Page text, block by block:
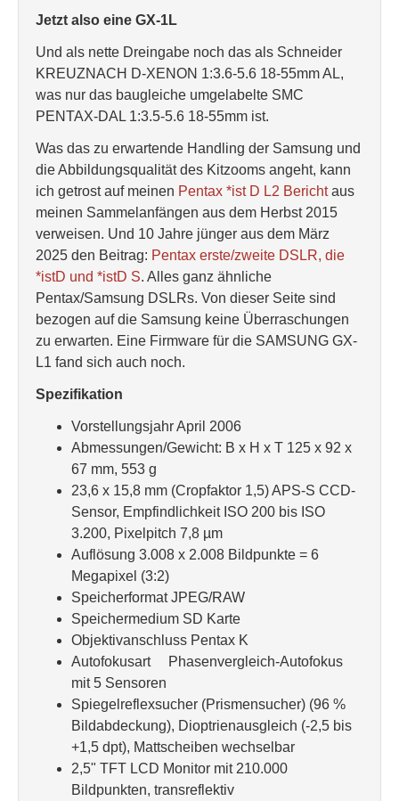
Jetzt also eine GX-1L
Und als nette Dreingabe noch das als Schneider
KREUZNACH D-XENON 1:3.6-5.6 18-55mm AL,
was nur das baugleiche umgelabelte SMC
PENTAX-DAL 1:3.5-5.6 18-55mm ist.
Was das zu erwartende Handling der Samsung und
die Abbildungsqualität des Kitzooms angeht, kann
ich getrost auf meinen Pentax *ist D L2 Berichtaus
meinen Sammelanfängen aus dem Herbst 2015
verweisen. Und 10 Jahre jünger aus dem März
2025 den Beitrag: Pentax erste/zweite DSLR, die
*istD und *istD S. Alles ganz ähnliche
Pentax/Samsung DSLRs. Von dieser Seite sind
bezogen auf die Samsung keine Überraschungen
zu erwarten. Eine Firmware für die SAMSUNG GX-
L1 fand sich auch noch.
Spezifikation
Vorstellungsjahr April 2006
Abmessungen/Gewicht: B x H x T 125 x 92 x
67 mm, 553 g
23,6 x 15,8 mm (Cropfaktor 1,5) APS-S CCD-
Sensor, Empfindlichkeit ISO 200 bis ISO
3.200, Pixelpitch 7,8 µm
Auflösung 3.008 x 2.008 Bildpunkte = 6
Megapixel (3:2)
Speicherformat JPEG/RAW
Speichermedium SD Karte
Objektivanschluss Pentax K
Autofokusart Phasenvergleich-Autofokus
mit 5 Sensoren
Spiegelreflexsucher (Prismensucher) (96 %
Bildabdeckung), Dioptrienausgleich (-2,5 bis
+1,5 dpt), Mattscheiben wechselbar
2,5" TFT LCD Monitor mit 210.000
Bildpunkten, transreflektiv